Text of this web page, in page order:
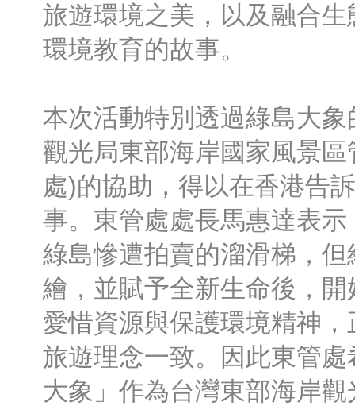
旅遊環境之美，以及融合
環境教育的故事。
本次活動特別透過綠島大
觀光局東部海岸國家風景
處)的協助，得以在香港告
事。東管處處長馬惠達表
綠島慘遭拍賣的溜滑梯，
繪，並賦予全新生命後，
愛惜資源與保護環境精神
旅遊理念一致。因此東管
大象」作為台灣東部海岸